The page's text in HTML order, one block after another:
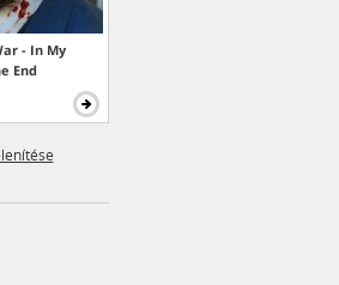
- In My
End